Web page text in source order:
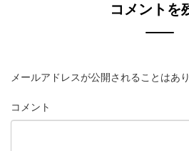
コメントを
メールアドレスが公開されることはあり
コメント